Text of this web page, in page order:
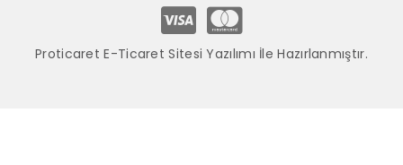
Proticaret E-Ticaret Sitesi Yazılımı İle Hazırlanmıştır.